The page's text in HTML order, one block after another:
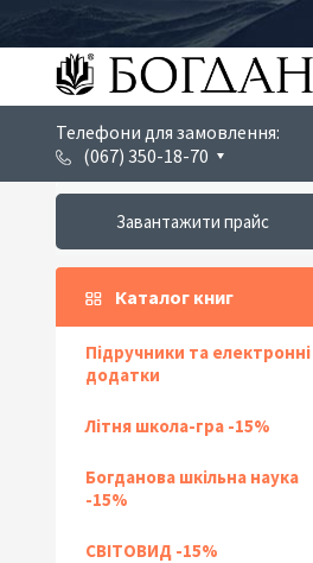
Телефони для замовлення:
(067) 350-18-70
Завантажити прайс
Каталог книг
Підручники та електронні
додатки
Літня школа-гра -15%
Богданова шкільна наука
-15%
СВІТОВИД -15%